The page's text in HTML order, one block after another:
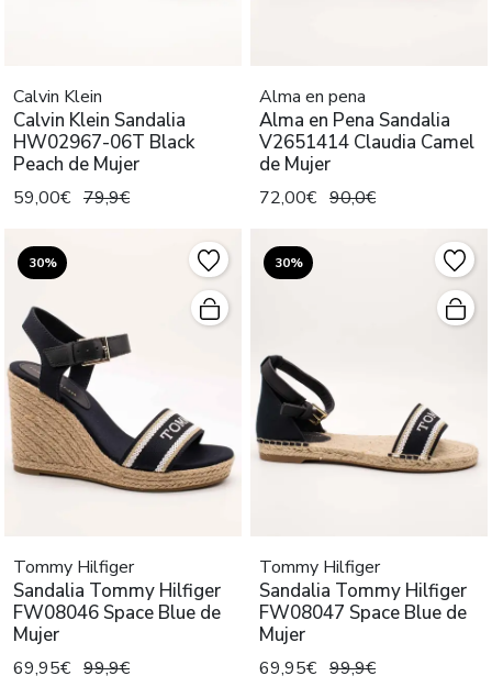
Calvin Klein
Calvin Klein Sandalia
HW02967-06T Black
Peach de Mujer
59,00€ 79,9€
Alma en pena
Alma en Pena Sandalia
V2651414 Claudia Camel
de Mujer
72,00€ 90,0€
30%
Tommy Hilfiger
Sandalia Tommy Hilfiger
FW08046 Space Blue de
Mujer
69,95€ 99,9€
30%
Tommy Hilfiger
Sandalia Tommy Hilfiger
FW08047 Space Blue de
Mujer
69,95€ 99,9€